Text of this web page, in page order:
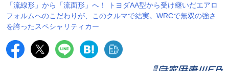
「流線形」から「流面形」へ！ トヨダAA型から受け継いだエアロ
フォルムへのこだわりが、このクルマで結実。WRCで無双の強さ
を誇ったスペシャリティカー